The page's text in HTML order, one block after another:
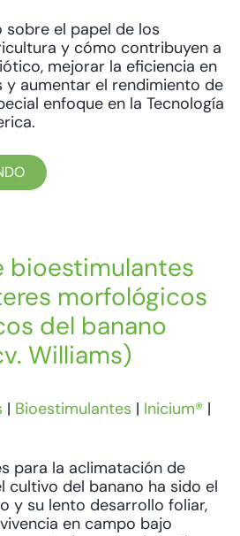
el papel de los
y cómo contribuyen a
mejorar la eficiencia en
y aumentar el rendimiento de
enfoque en la Tecnología
bioestimulantes
morfológicos
del banano
Williams)
| Bioestimulantes | Inicium® |
para la aclimatación de
cultivo del banano ha sido el
y su lento desarrollo foliar,
en campo bajo